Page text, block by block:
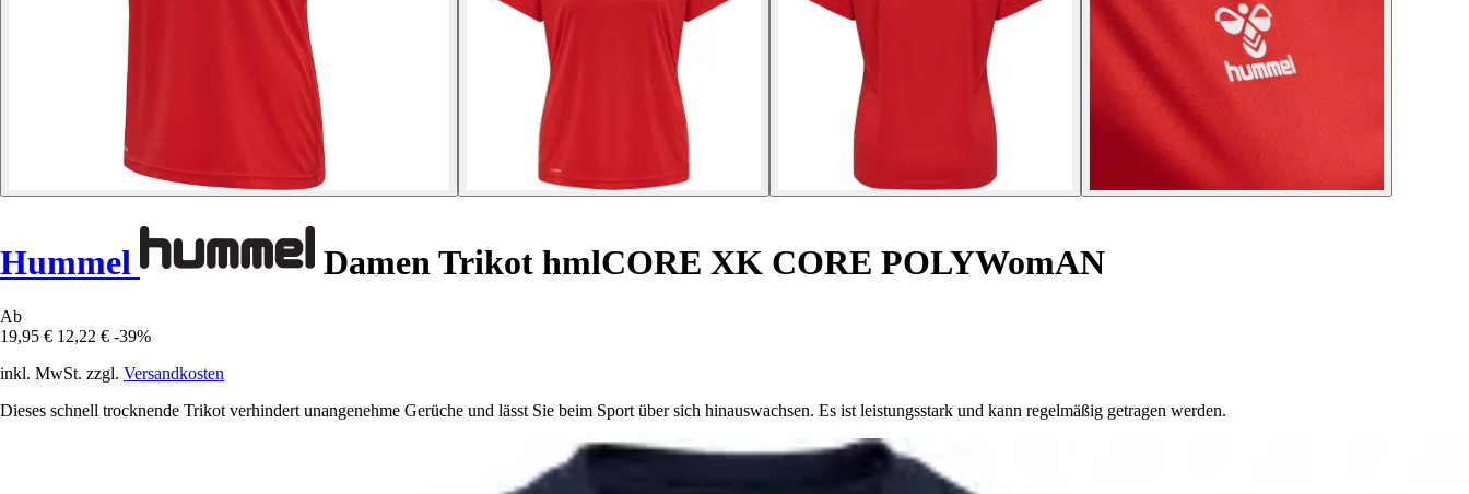
Hummel Damen Trikot hmlCORE XK CORE POLYWomAN
Ab
19,95 € 12,22 € -39%
inkl. MwSt. zzgl. Versandkosten
Dieses schnell trocknende Trikot verhindert unangenehme Gerüche und lässt Sie beim Sport über sich hinauswachsen. Es ist leistungsstark und kann regelmäßig getragen werden.